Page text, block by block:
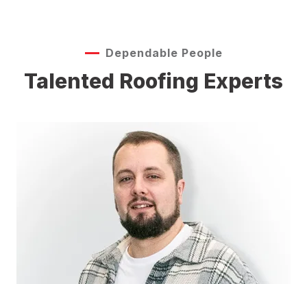
Dependable People
Talented Roofing Experts